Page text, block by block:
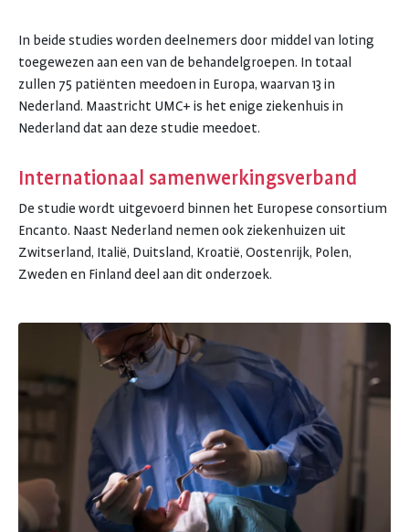
In beide studies worden deelnemers door middel van loting
toegewezen aan een van de behandelgroepen. In totaal
zullen 75 patiënten meedoen in Europa, waarvan 13 in
Nederland. Maastricht UMC+ is het enige ziekenhuis in
Nederland dat aan deze studie meedoet.
Internationaal samenwerkingsverband
De studie wordt uitgevoerd binnen het Europese consortium
Encanto. Naast Nederland nemen ook ziekenhuizen uit
Zwitserland, Italië, Duitsland, Kroatië, Oostenrijk, Polen,
Zweden en Finland deel aan dit onderzoek.